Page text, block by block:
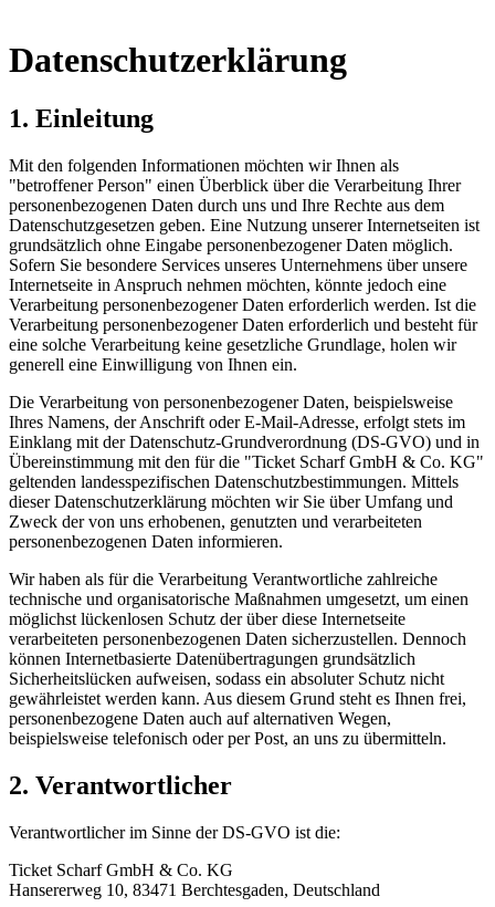
Datenschutzerklärung
1. Einleitung
Mit den folgenden Informationen möchten wir Ihnen als
"betroffener Person" einen Überblick über die Verarbeitung Ihrer
personenbezogenen Daten durch uns und Ihre Rechte aus dem
Datenschutzgesetzen geben. Eine Nutzung unserer Internetseiten ist
grundsätzlich ohne Eingabe personenbezogener Daten möglich.
Sofern Sie besondere Services unseres Unternehmens über unsere
Internetseite in Anspruch nehmen möchten, könnte jedoch eine
Verarbeitung personenbezogener Daten erforderlich werden. Ist die
Verarbeitung personenbezogener Daten erforderlich und besteht für
eine solche Verarbeitung keine gesetzliche Grundlage, holen wir
generell eine Einwilligung von Ihnen ein.
Die Verarbeitung von personenbezogener Daten, beispielsweise
Ihres Namens, der Anschrift oder E-Mail-Adresse, erfolgt stets im
Einklang mit der Datenschutz-Grundverordnung (DS-GVO) und in
Übereinstimmung mit den für die "Ticket Scharf GmbH & Co. KG"
geltenden landesspezifischen Datenschutzbestimmungen. Mittels
dieser Datenschutzerklärung möchten wir Sie über Umfang und
Zweck der von uns erhobenen, genutzten und verarbeiteten
personenbezogenen Daten informieren.
Wir haben als für die Verarbeitung Verantwortliche zahlreiche
technische und organisatorische Maßnahmen umgesetzt, um einen
möglichst lückenlosen Schutz der über diese Internetseite
verarbeiteten personenbezogenen Daten sicherzustellen. Dennoch
können Internetbasierte Datenübertragungen grundsätzlich
Sicherheitslücken aufweisen, sodass ein absoluter Schutz nicht
gewährleistet werden kann. Aus diesem Grund steht es Ihnen frei,
personenbezogene Daten auch auf alternativen Wegen,
beispielsweise telefonisch oder per Post, an uns zu übermitteln.
2. Verantwortlicher
Verantwortlicher im Sinne der DS-GVO ist die:
Ticket Scharf GmbH & Co. KG
Hansererweg 10, 83471 Berchtesgaden, Deutschland